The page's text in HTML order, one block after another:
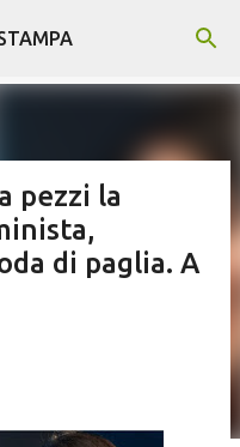
principali
pezzi la
di paglia. A